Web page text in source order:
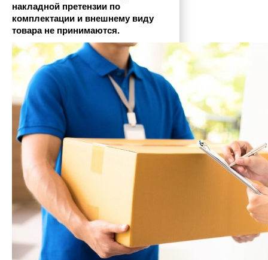
накладной претензии по
комплектации и внешнему виду
товара не принимаются.